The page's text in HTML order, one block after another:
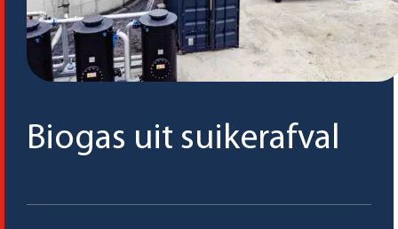
Biogas uit suikerafval